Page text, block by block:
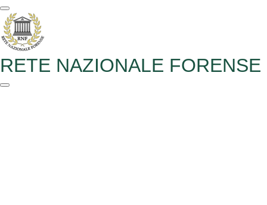
Vai
al
contenuto
principale
RETE NAZIONALE FORENSE